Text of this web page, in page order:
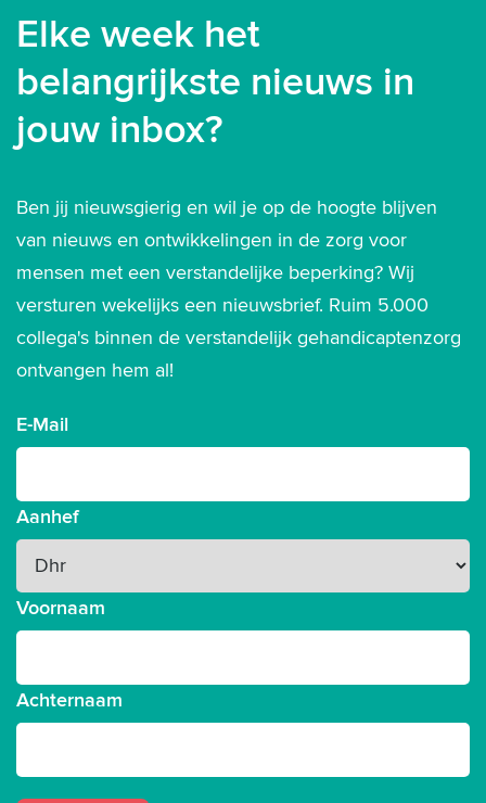
Elke week het
belangrijkste nieuws in
jouw inbox?
Ben jij nieuwsgierig en wil je op de hoogte blijven
van nieuws en ontwikkelingen in de zorg voor
mensen met een verstandelijke beperking? Wij
versturen wekelijks een nieuwsbrief. Ruim 5.000
collega's binnen de verstandelijk gehandicaptenzorg
ontvangen hem al!
E-Mail
Aanhef
Voornaam
Achternaam